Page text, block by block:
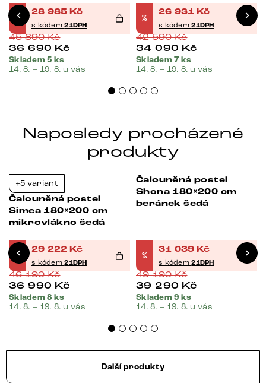
%
28 985 Kč
s kódem21DPH
45 890Kč
36 690 Kč
Skladem 5 ks
14. 8. – 19. 8. u vás
%
26 931 Kč
s kódem21DPH
42 590Kč
34 090 Kč
Skladem 7 ks
14. 8. – 19. 8. u vás
Naposledy procházené
produkty
Bestseller
+5 variant
Čalouněná postel
Simea 180×200 cm
mikrovlákno šedá
%
29 222 Kč
s kódem21DPH
46 190Kč
36 990 Kč
Skladem 8 ks
14. 8. – 19. 8. u vás
Bestseller
Čalouněná postel
Shona 180×200 cm
beránek šedá
%
31 039 Kč
s kódem21DPH
49 190Kč
39 290 Kč
Skladem 9 ks
14. 8. – 19. 8. u vás
Další produkty